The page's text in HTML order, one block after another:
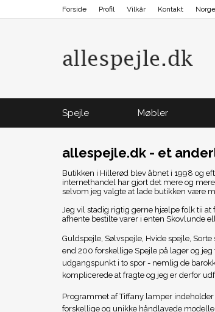
Forside Profil Vilkår Kontakt
Spejle Møbler
allespejle.dk - et
Butikken i Hillerød blev åbnet i 1998 og
internethandel har gjort det mere og
selvom jeg valgte at lade butikken være
Jeg vil stadig rigtig gerne hjælpe folk tii at
afhente bestilte varer i enten Skovlunde
Guldspejle, Sølvspejle, Hvide spejle,
end 200 forskellige Spejle på lager og
udgangspunkt i to spor - nemlig de
komplicerede at fragte og jeg er derfor
Programmet af Tiffany lamper
forskellige og unikke håndlavede